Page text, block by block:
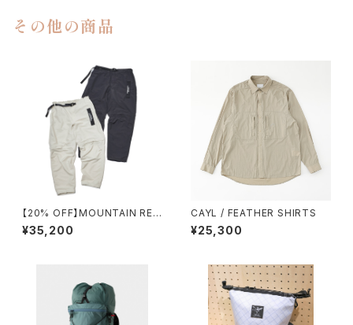
その他の商品
【20% OFF】MOUNTAIN RES
EARCH / ID PANTS +
¥35,200
CAYL / FEATHER SHIRTS
¥25,300